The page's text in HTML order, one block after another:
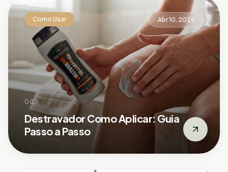
Como Usar Abr 10, 2025
003
Destravador Como Aplicar: Guia
Passo a Passo